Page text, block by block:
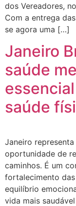
dos Vereadores,
Com a entrega
se agora uma […]
Janeiro
saúde
saúde
Janeiro
oportunidade de
caminhos. É um
fortalecimento
equilíbrio
vida mais